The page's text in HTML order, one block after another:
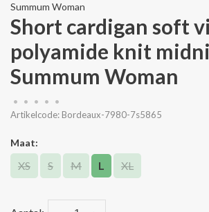
Summum Woman
Short cardigan soft
polyamide knit
Summum Woman
• • • •
•
Artikelcode: Bordeaux-7980-7s5865
Maat:
XS S M L XL